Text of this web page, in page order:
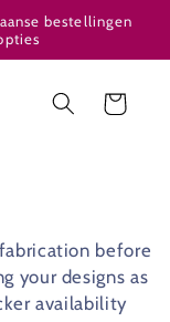
bestellingen
Winkelwagen
before
your designs as
availability